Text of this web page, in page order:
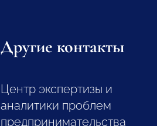
Другие контакты
Центр экспертизы и
аналитики проблем
предпринимательства